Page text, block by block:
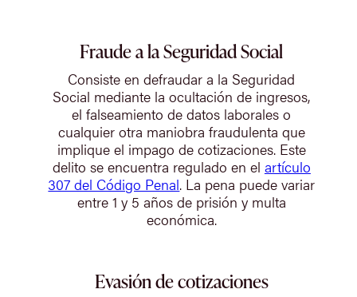
Fraude a la Seguridad Social
Consiste en defraudar a la Seguridad
Social mediante la ocultación de ingresos,
el falseamiento de datos laborales o
cualquier otra maniobra fraudulenta que
implique el impago de cotizaciones. Este
delito se encuentra regulado en el artículo
307 del Código Penal. La pena puede variar
entre 1 y 5 años de prisión y multa
económica.
Evasión de cotizaciones